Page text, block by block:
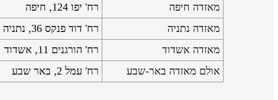
מאזדה חיפה
רח' יפו 124, חיפה
מאזדה נתניה
רח' דוד פנקס 36, נתניה
מאזדה אשדוד
רח' הורגנים 11, אשדוד
אולם מאזדה באר-שבע
רח' עמל 2, באר שבע